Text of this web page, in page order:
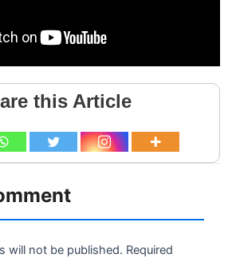
this Article
will not be published. Required